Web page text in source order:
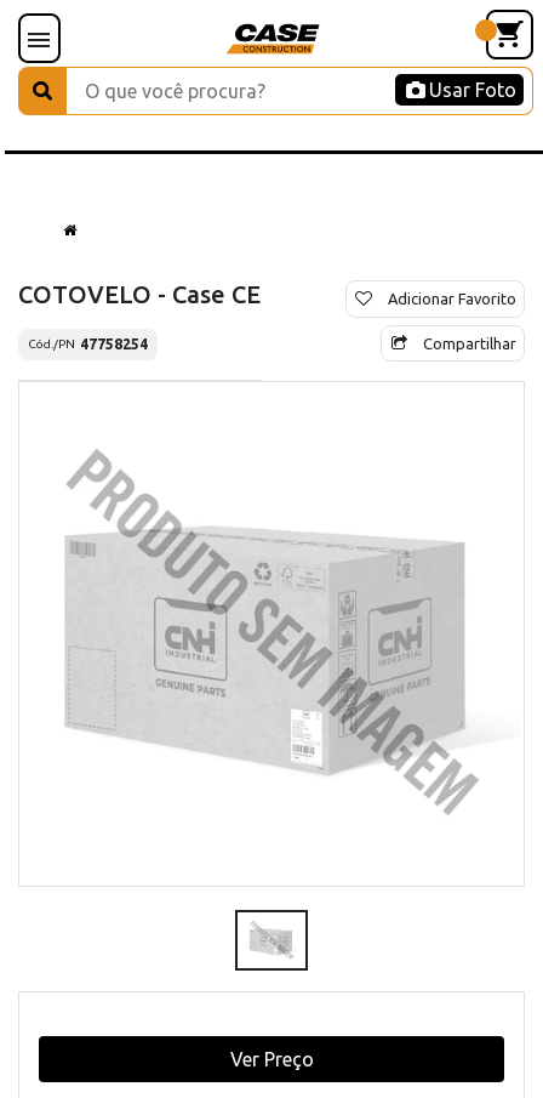
Usar Foto
COTOVELO - Case CE
Cód./PN 47758254
Adicionar Favorito
Compartilhar
Ver Preço